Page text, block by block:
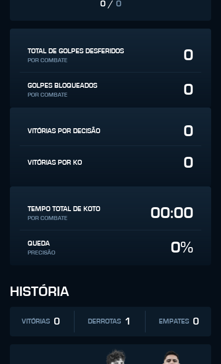
0/ 0
TOTAL DE GOLPES DESFERIDOS
POR COMBATE 0
GOLPES BLOQUEADOS
POR COMBATE 0
VITÓRIAS POR DECISÃO 0
VITÓRIAS POR KO 0
TEMPO TOTAL DE KOTO
POR COMBATE 00:00
QUEDA
PRECISÃO 0%
HISTÓRIA
VITÓRIAS 0 DERROTAS 1 EMPATES 0